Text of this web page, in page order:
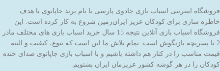
فروشگاه اینترنتی اسباب بازی جادوی پارسی با نام برند جاپاتوی با هدف
خاطره سازی برای کودکان عزیز ایران‌زمین شروع به کار کرده است. این
فروشگاه اسباب بازی آنلاین نتیجه 15 سال خرید اسباب بازی های مختلف مادر
2 تا پسربچه بازیگوش است. تمام تلاش ما این است که تنوع، کیفیت و البته
قیمت مناسب را در کنار هم داشته باشیم و با اسباب بازی جاپاتوی صدای خنده
کودکان را در هر گوشه کشور عزیزمان ایران بشنویم.